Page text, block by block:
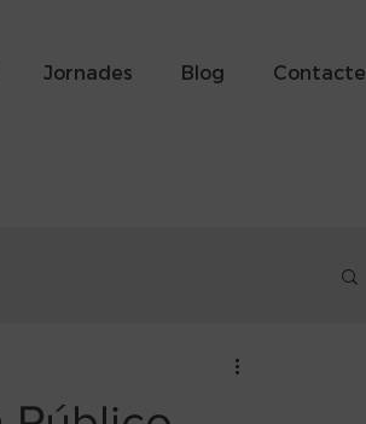
Jornades Blog Contacte